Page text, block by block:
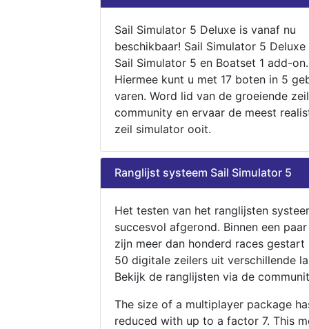
Sail Simulator 5 Deluxe is vanaf nu
beschikbaar! Sail Simulator 5
Sail Simulator 5 en Boatset 1 add-on.
Hiermee kunt u met 17 boten in 5
varen. Word lid van de groeiende zeil
community en ervaar de meest
zeil simulator ooit.
Ranglijst systeem Sail Simulator 5
Het testen van het ranglijsten
succesvol afgerond. Binnen een
zijn meer dan honderd races gestart
50 digitale zeilers uit verschillende
Bekijk de ranglijsten via de
The size of a multiplayer package
reduced with up to a factor 7. This